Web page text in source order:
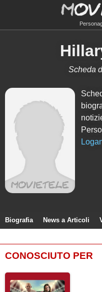
Scheda
Biografia News a Articoli
CONOSCIUTO PER